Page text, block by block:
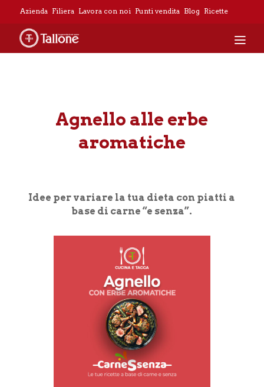
Azienda Filiera Lavora con noi Punti vendita Blog Ricette
Home»Agnello alle erbe aromatiche
Agnello alle erbe
aromatiche
Idee per variare la tua dieta con piatti a
base di carne “e senza”.